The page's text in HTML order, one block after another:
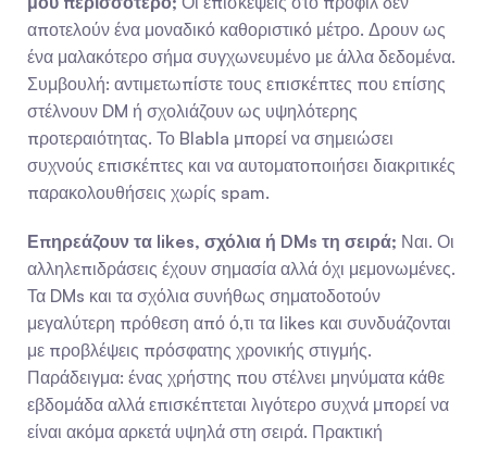
αποτελούν ένα μοναδικό καθοριστικό μέτρο. Δρουν ως
ένα μαλακότερο σήμα συγχωνευμένο με άλλα δεδομένα.
Συμβουλή: αντιμετωπίστε τους επισκέπτες που επίσης
στέλνουν DM ή σχολιάζουν ως υψηλότερης
προτεραιότητας. Το Blabla μπορεί να σημειώσει
συχνούς επισκέπτες και να αυτοματοποιήσει διακριτικές
παρακολουθήσεις χωρίς spam.
Επηρεάζουν τα likes, σχόλια ή DMs τη σειρά; Ναι. Οι
αλληλεπιδράσεις έχουν σημασία αλλά όχι μεμονωμένες.
Τα DMs και τα σχόλια συνήθως σηματοδοτούν
μεγαλύτερη πρόθεση από ό,τι τα likes και συνδυάζονται
με προβλέψεις πρόσφατης χρονικής στιγμής.
Παράδειγμα: ένας χρήστης που στέλνει μηνύματα κάθε
εβδομάδα αλλά επισκέπτεται λιγότερο συχνά μπορεί να
είναι ακόμα αρκετά υψηλά στη σειρά. Πρακτική